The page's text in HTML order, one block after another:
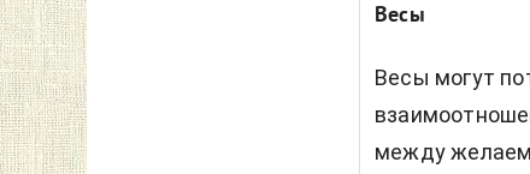
Весы
Весы могут
между